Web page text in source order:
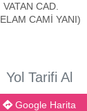
CAD.
CAMİ YANI)
Yol Tarifi Al
Google Harita